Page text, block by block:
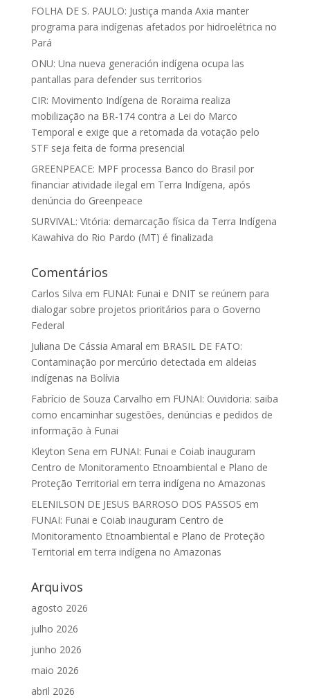
FOLHA DE S. PAULO: Justiça manda Axia manter
programa para indígenas afetados por hidroelétrica no
Pará
ONU: Una nueva generación indígena ocupa las
pantallas para defender sus territorios
CIR: Movimento Indígena de Roraima realiza
mobilização na BR-174 contra a Lei do Marco
Temporal e exige que a retomada da votação pelo
STF seja feita de forma presencial
GREENPEACE: MPF processa Banco do Brasil por
financiar atividade ilegal em Terra Indígena, após
denúncia do Greenpeace
SURVIVAL: Vitória: demarcação física da Terra Indígena
Kawahiva do Rio Pardo (MT) é finalizada
Comentários
Carlos Silva em FUNAI: Funai e DNIT se reúnem para
dialogar sobre projetos prioritários para o Governo
Federal
Juliana De Cássia Amaral em BRASIL DE FATO:
Contaminação por mercúrio detectada em aldeias
indígenas na Bolívia
Fabrício de Souza Carvalho em FUNAI: Ouvidoria: saiba
como encaminhar sugestões, denúncias e pedidos de
informação à Funai
Kleyton Sena em FUNAI: Funai e Coiab inauguram
Centro de Monitoramento Etnoambiental e Plano de
Proteção Territorial em terra indígena no Amazonas
ELENILSON DE JESUS BARROSO DOS PASSOS em
FUNAI: Funai e Coiab inauguram Centro de
Monitoramento Etnoambiental e Plano de Proteção
Territorial em terra indígena no Amazonas
Arquivos
agosto 2026
julho 2026
junho 2026
maio 2026
abril 2026